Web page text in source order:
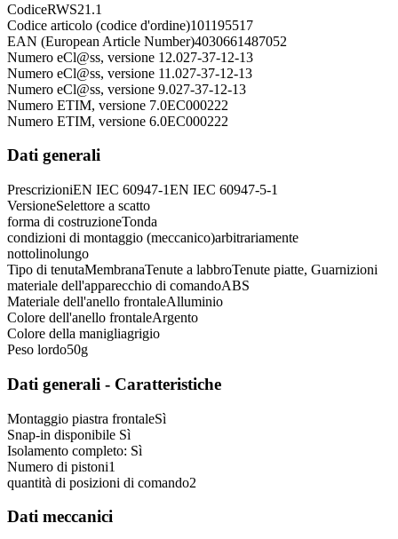
CodiceRWS21.1
Codice articolo (codice d'ordine)101195517
EAN (European Article Number)4030661487052
Numero eCl@ss, versione 12.027-37-12-13
Numero eCl@ss, versione 11.027-37-12-13
Numero eCl@ss, versione 9.027-37-12-13
Numero ETIM, versione 7.0EC000222
Numero ETIM, versione 6.0EC000222
Dati generali
PrescrizioniEN IEC 60947-1EN IEC 60947-5-1
VersioneSelettore a scatto
forma di costruzioneTonda
condizioni di montaggio (meccanico)arbitrariamente
nottolinolungo
Tipo di tenutaMembranaTenute a labbroTenute piatte, Guarnizioni
materiale dell'apparecchio di comandoABS
Materiale dell'anello frontaleAlluminio
Colore dell'anello frontaleArgento
Colore della manigliagrigio
Peso lordo50g
Dati generali - Caratteristiche
Montaggio piastra frontaleSì
Snap-in disponibile Sì
Isolamento completo: Sì
Numero di pistoni1
quantità di posizioni di comando2
Dati meccanici